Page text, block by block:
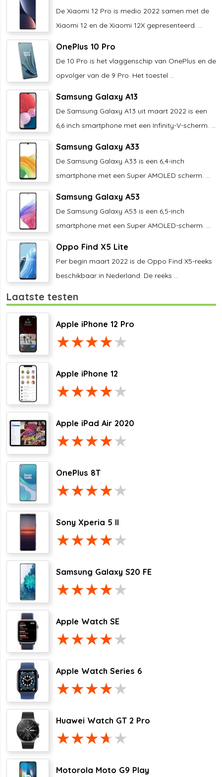
De Xiaomi 12 Pro is medio 2022 samen met de
Xiaomi 12 en de Xiaomi 12X gepresenteerd. ...
OnePlus 10 Pro
De 10 Pro is het vlaggenschip van OnePlus en de
opvolger van de 9 Pro. Het toestel ...
Samsung Galaxy A13
De Samsung Galaxy A13 uit maart 2022 is een
6,6 inch smartphone met een Infinity-V-scherm. ...
Samsung Galaxy A33
De Samsung Galaxy A33 is een 6,4-inch
smartphone met een Super AMOLED scherm. ...
Samsung Galaxy A53
De Samsung Galaxy A53 is een 6,5-inch
smartphone met een Super AMOLED-scherm. ...
Oppo Find X5 Lite
Per begin maart 2022 is de Oppo Find X5-reeks
beschikbaar in Nederland. De reeks ...
Laatste testen
Apple iPhone 12 Pro
Apple iPhone 12
Apple iPad Air 2020
OnePlus 8T
Sony Xperia 5 II
Samsung Galaxy S20 FE
Apple Watch SE
Apple Watch Series 6
Huawei Watch GT 2 Pro
Motorola Moto G9 Play